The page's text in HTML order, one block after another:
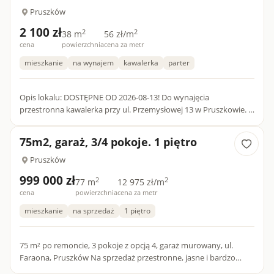
Pruszków
2 100 zł
cena
38 m2
powierzchnia
56 zł/m2
cena za metr
mieszkanie na wynajem kawalerka parter
Opis lokalu: DOSTĘPNE OD 2026-08-13! Do wynajęcia
przestronna kawalerka przy ul. Przemysłowej 13 w Pruszkowie. -
75m2, garaż, 3/4 pokoje. 1 piętro
Pruszków
999 000 zł
cena
77 m2
powierzchnia
12 975 zł/m2
cena za metr
mieszkanie na sprzedaż 1 piętro
75 m² po remoncie, 3 pokoje z opcją 4, garaż murowany, ul.
Faraona, Pruszków Na sprzedaż przestronne, jasne i bardzo